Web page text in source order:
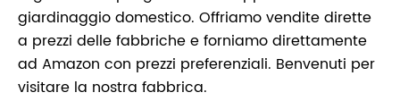
giardinaggio domestico. Offriamo vendite dirette
a prezzi delle fabbriche e forniamo direttamente
ad Amazon con prezzi preferenziali. Benvenuti per
visitare la nostra fabbrica.